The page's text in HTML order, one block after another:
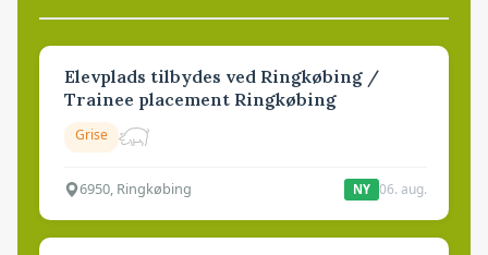
Elevplads tilbydes ved Ringkøbing /
Trainee placement Ringkøbing
Grise
6950, Ringkøbing NY 06. aug.